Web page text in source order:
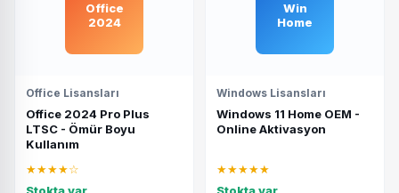
Office
2024
Office Lisansları
Office 2024 Pro Plus
LTSC - Ömür Boyu
Kullanım
★★★★☆
Win
Home
Windows Lisansları
Windows 11 Home OEM -
Online Aktivasyon
★★★★★